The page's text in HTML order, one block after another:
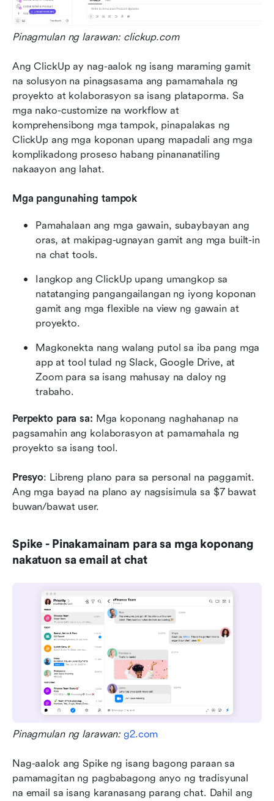
Pinagmulan ng larawan: clickup.com
Ang ClickUp ay nag-aalok ng isang maraming gamit
na solusyon na pinagsasama ang pamamahala ng
proyekto at kolaborasyon sa isang plataporma. Sa
mga nako-customize na workflow at
komprehensibong mga tampok, pinapalakas ng
ClickUp ang mga koponan upang mapadali ang mga
komplikadong proseso habang pinananatiling
nakaayon ang lahat.
Mga pangunahing tampok
Pamahalaan ang mga gawain, subaybayan ang
oras, at makipag-ugnayan gamit ang mga built-in
na chat tools.
Iangkop ang ClickUp upang umangkop sa
natatanging pangangailangan ng iyong koponan
gamit ang mga flexible na view ng gawain at
proyekto.
Magkonekta nang walang putol sa iba pang mga
app at tool tulad ng Slack, Google Drive, at
Zoom para sa isang mahusay na daloy ng
trabaho.
Perpekto para sa: Mga koponang naghahanap na
pagsamahin ang kolaborasyon at pamamahala ng
proyekto sa isang tool.
Presyo: Libreng plano para sa personal na paggamit.
Ang mga bayad na plano ay nagsisimula sa $7 bawat
buwan/bawat user.
Spike - Pinakamainam para sa mga koponang
nakatuon sa email at chat
Pinagmulan ng larawan: g2.com
Nag-aalok ang Spike ng isang bagong paraan sa
pamamagitan ng pagbabagong anyo ng tradisyunal
na email sa isang karanasang parang chat. Dahil ang